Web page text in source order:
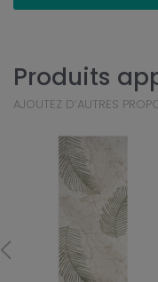
Produits
AJOUTEZ D’AUTRES